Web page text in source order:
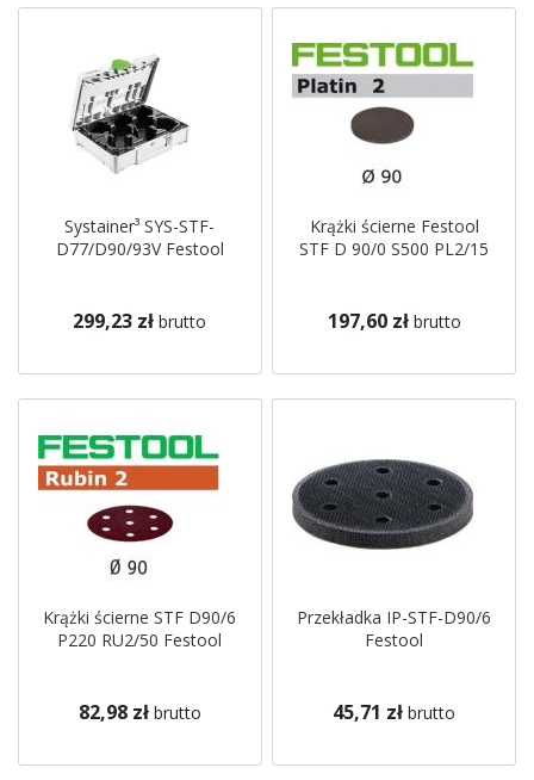
Systainer³ SYS-STF-
D77/D90/93V Festool
299,23 zł brutto
Krążki ścierne Festool
STF D 90/0 S500 PL2/15
197,60 zł brutto
Krążki ścierne STF D90/6
P220 RU2/50 Festool
82,98 zł brutto
Przekładka IP-STF-D90/6
Festool
45,71 zł brutto